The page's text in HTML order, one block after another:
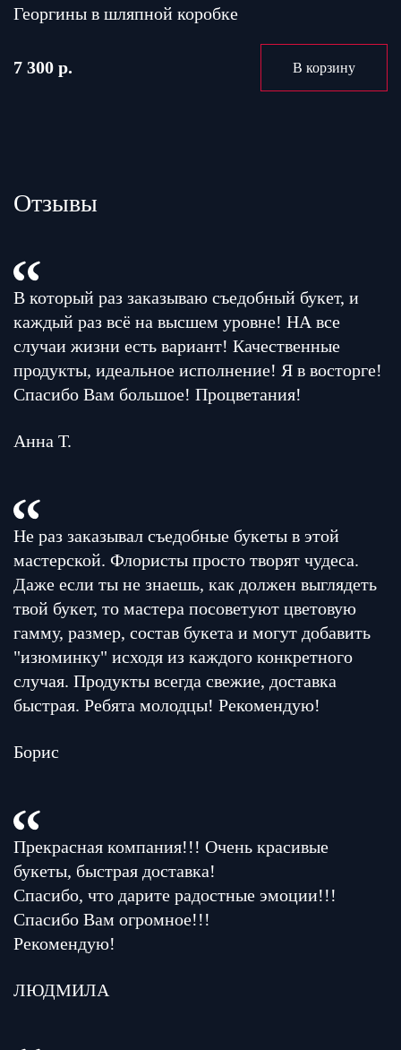
Георгины в шляпной коробке
7 300 р. В корзину
Отзывы
В который раз заказываю съедобный букет, и
каждый раз всё на высшем уровне! НА все
случаи жизни есть вариант! Качественные
продукты, идеальное исполнение! Я в восторге!
Спасибо Вам большое! Процветания!
Анна Т.
Не раз заказывал съедобные букеты в этой
мастерской. Флористы просто творят чудеса.
Даже если ты не знаешь, как должен выглядеть
твой букет, то мастера посоветуют цветовую
гамму, размер, состав букета и могут добавить
"изюминку" исходя из каждого конкретного
случая. Продукты всегда свежие, доставка
быстрая. Ребята молодцы! Рекомендую!
Борис
Прекрасная компания!!! Очень красивые
букеты, быстрая доставка!
Спасибо, что дарите радостные эмоции!!!
Спасибо Вам огромное!!!
Рекомендую!
ЛЮДМИЛА